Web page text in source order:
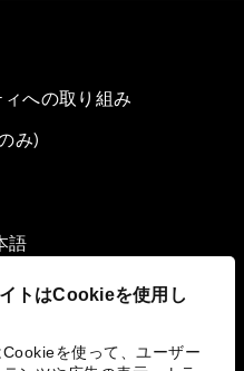
トはCookieを使用し
を使って、ユーザー
への取り組み
み)
語